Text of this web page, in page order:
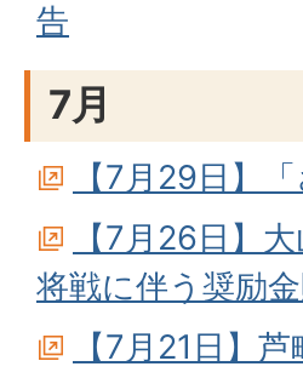
告
7月
【7月29日】
【7月26日】
将戦に伴う奨励
【7月21日】